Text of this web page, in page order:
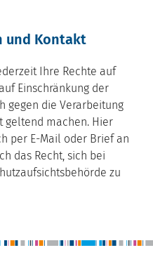
und Kontakt
Ihre Rechte auf
Einschränkung der
gegen die Verarbeitung
geltend machen. Hier
per E-Mail oder Brief an
das Recht, sich bei
zu